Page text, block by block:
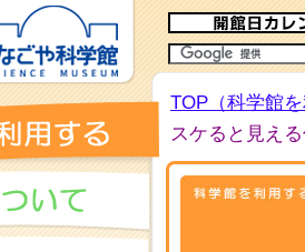
TOP（科学館
スケると見え